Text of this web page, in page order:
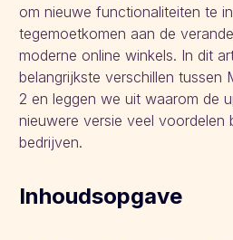
om nieuwe functionaliteiten te
tegemoetkomen aan de
moderne online winkels. In dit
belangrijkste verschillen tussen
2 en leggen we uit waarom de
nieuwere versie veel
bedrijven.
Inhoudsopgave